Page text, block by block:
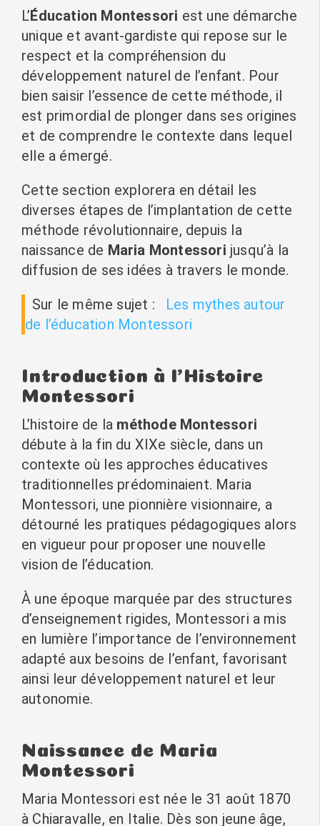
L’Éducation Montessori est une démarche
unique et avant-gardiste qui repose sur le
respect et la compréhension du
développement naturel de l’enfant. Pour
bien saisir l’essence de cette méthode, il
est primordial de plonger dans ses origines
et de comprendre le contexte dans lequel
elle a émergé.
Cette section explorera en détail les
diverses étapes de l’implantation de cette
méthode révolutionnaire, depuis la
naissance de Maria Montessori jusqu’à la
diffusion de ses idées à travers le monde.
Sur le même sujet :
Les mythes autour
de l’éducation Montessori
Introduction à l’Histoire
Montessori
L’histoire de la méthode Montessori
débute à la fin du XIXe siècle, dans un
contexte où les approches éducatives
traditionnelles prédominaient. Maria
Montessori, une pionnière visionnaire, a
détourné les pratiques pédagogiques alors
en vigueur pour proposer une nouvelle
vision de l’éducation.
À une époque marquée par des structures
d’enseignement rigides, Montessori a mis
en lumière l’importance de l’environnement
adapté aux besoins de l’enfant, favorisant
ainsi leur développement naturel et leur
autonomie.
Naissance de Maria
Montessori
Maria Montessori est née le 31 août 1870
à Chiaravalle, en Italie. Dès son jeune âge,